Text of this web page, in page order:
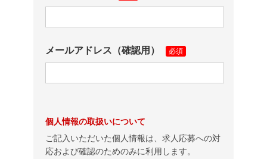
メールアドレス（確認用） 必須
個人情報の取扱いについて
ご記入いただいた個人情報は、求人応募への対
応および確認のためのみに利用します。